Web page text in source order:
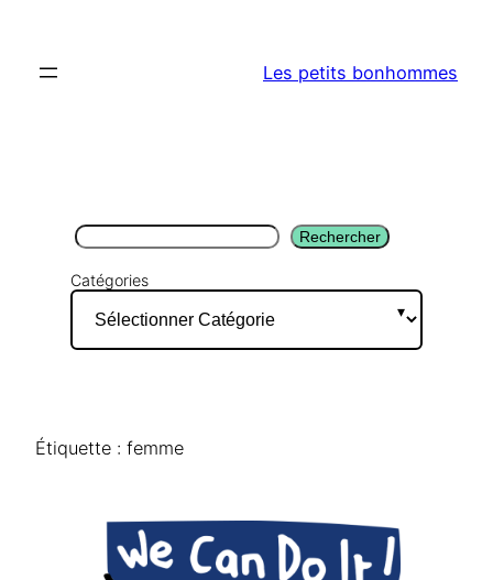
contenu
Les petits bonhommes
Rechercher Rechercher
Catégories
Étiquette : femme